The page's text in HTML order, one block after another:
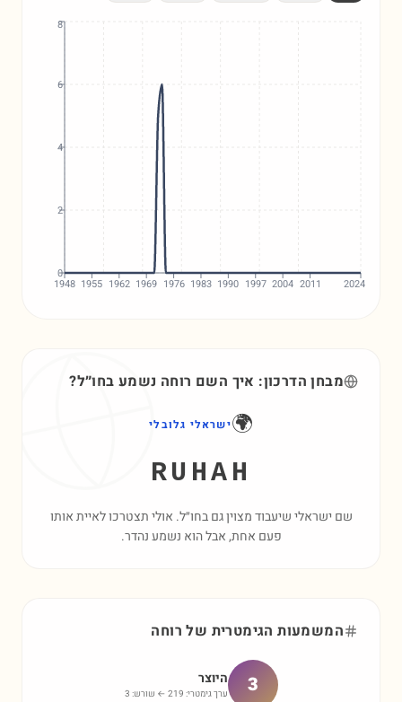
1948 1955 1962 1969 1976 1983 1990 1997 2004 2011 2024
0
2
4
6
8
מבחן הדרכון: איך השם רוחה נשמע בחו״ל?
🌍ישראלי גלובלי
RUHAH
שם ישראלי שיעבוד מצוין גם בחו״ל. אולי תצטרכו לאיית אותו
פעם אחת, אבל הוא נשמע נהדר.
המשמעות הגימטרית של רוחה
3 היוצר
ערך גימטרי: 219 ← שורש: 3